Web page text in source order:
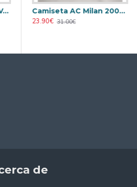
Camiseta Barata Real Valladolid Home 2025/26 Niño con Parche La Liga
Camiseta AC Milan 2000/2001 Local Retro
23.90€ 31.00€
de